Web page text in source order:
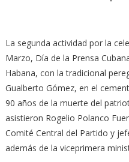
La segunda actividad por la
Marzo, Día de la Prensa
Habana, con la tradicional
Gualberto Gómez, en el
90 años de la muerte del
asistieron Rogelio Polanco
Comité Central del Partido y
además de la viceprimera